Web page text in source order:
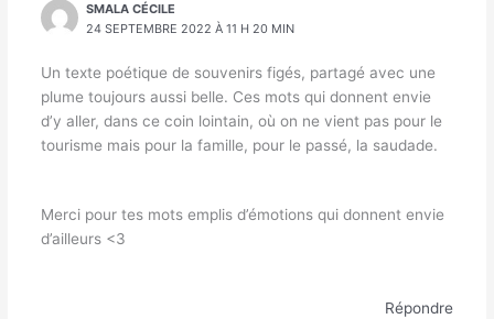
SMALA CÉCILE
24 SEPTEMBRE 2022 À 11 H 20 MIN
Un texte poétique de souvenirs figés, partagé avec une
plume toujours aussi belle. Ces mots qui donnent envie
d’y aller, dans ce coin lointain, où on ne vient pas pour le
tourisme mais pour la famille, pour le passé, la saudade.
Merci pour tes mots emplis d’émotions qui donnent envie
d’ailleurs <3
Répondre